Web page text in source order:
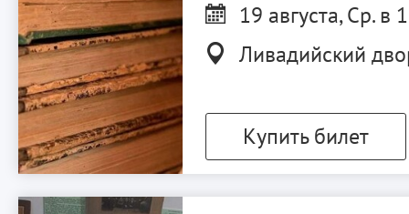
19 августа, Ср. в
Ливадийский
Купить билет